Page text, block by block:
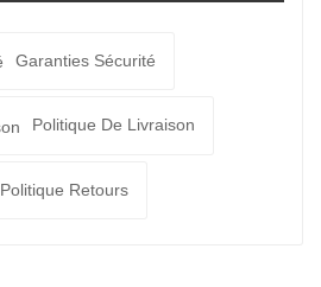
Garanties Sécurité
Politique De Livraison
Politique Retours